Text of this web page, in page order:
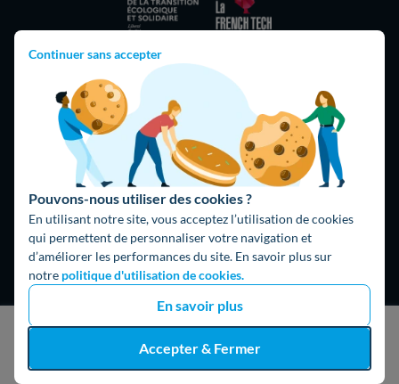
Continuer sans accepter
Pouvons-nous utiliser des cookies ?
En utilisant notre site, vous acceptez l’utilisation de cookies
qui permettent de personnaliser votre navigation et
d’améliorer les performances du site. En savoir plus sur
notre politique d'utilisation de cookies.
En savoir plus
Accepter & Fermer
J'obtiens un devis gratuit
Hello What ?
Blog
L'équipe de rédaction
Hello Watt Espagne
Hello Team
Jobs
Parrainage
Rejoindre notre réseau d'artisans